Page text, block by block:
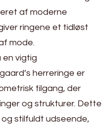
af moderne
ringene et tidløst
mode.
en vigtig
herreringe er
tilgang, der
og strukturer. Dette
stilfuldt udseende,